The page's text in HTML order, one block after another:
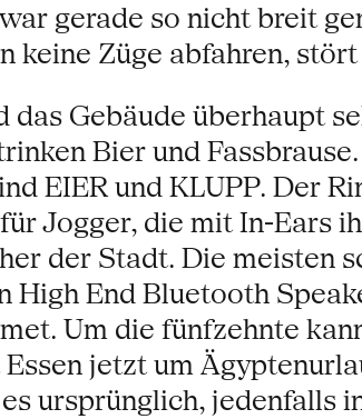
gerade so nicht breit
keine Züge abfahren,
das Gebäude überhaupt
Bier und
EIER und KLUPP. Der
Jogger, die mit In-Ears
der Stadt. Die meisten
High End Bluetooth
Um die fünfzehnte
jetzt um
ursprünglich, jedenfalls